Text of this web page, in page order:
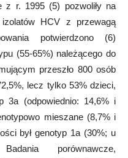
z r. 1995 (5) pozwoliły na
HCV z przewagą
potwierdzono (6)
(55-65%) należącego do
przeszło 800 osób
lecz tylko 53% dzieci,
3a (odpowiednio: 14,6% i
mieszane (8,7% i
był genotyp 1a (30%; u
porównawcze,